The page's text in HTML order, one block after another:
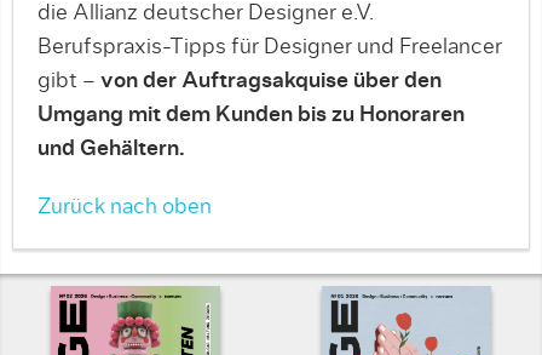
die Allianz deutscher Designer e.V.
Berufspraxis-Tipps für Designer und Freelancer
gibt – von der Auftragsakquise über den
Umgang mit dem Kunden bis zu Honoraren
und Gehältern.
Zurück nach oben